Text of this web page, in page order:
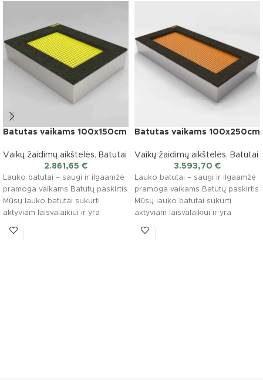
Batutas vaikams 100x150cm
Vaikų žaidimų aikštelės, Batutai
2.861,65 €
Lauko batutai – saugi ir ilgaamžė
pramoga vaikams Batutų paskirtis
Mūsų lauko batutai sukurti
aktyviam laisvalaikiui ir yra
Batutas vaikams 100x250cm
Vaikų žaidimų aikštelės, Batutai
3.593,70 €
Lauko batutai – saugi ir ilgaamžė
pramoga vaikams Batutų paskirtis
Mūsų lauko batutai sukurti
aktyviam laisvalaikiui ir yra